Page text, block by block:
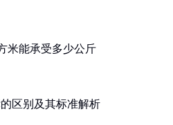
米能承受多少公斤
区别及其标准解析